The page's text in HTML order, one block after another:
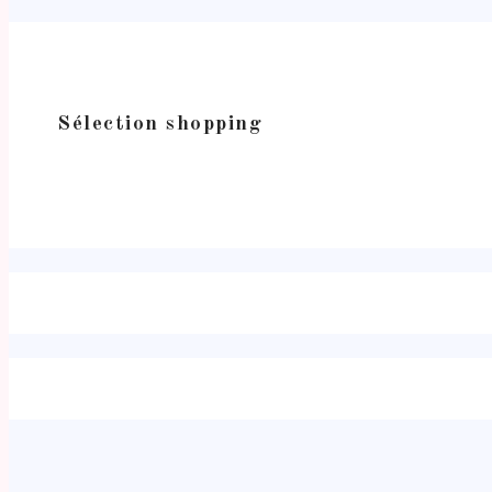
Sélection shopping